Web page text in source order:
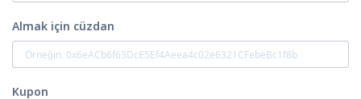
Almak için cüzdan
Kupon